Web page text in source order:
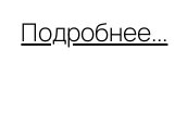
Подробнее...